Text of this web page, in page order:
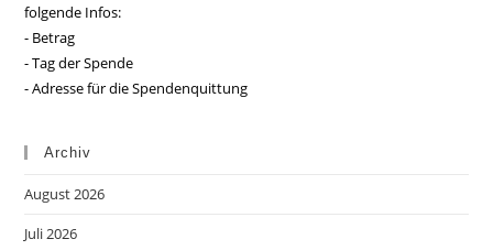
folgende Infos:
- Betrag
- Tag der Spende
- Adresse für die Spendenquittung
Archiv
August 2026
Juli 2026